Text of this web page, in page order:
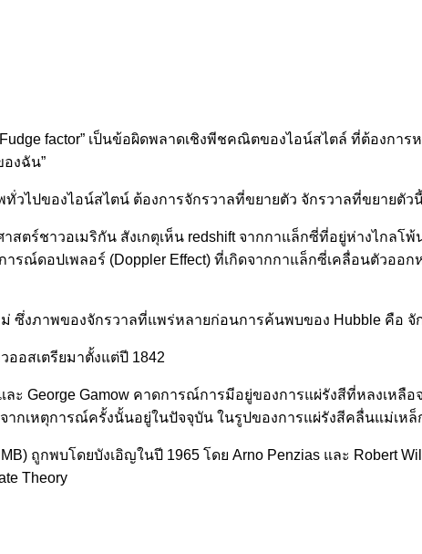
factor” เป็นข้อผิดพลาดเชิงพีชคณิตของไอน์สไตล์ ที่ต้องกา
งฉัน”
ไปของไอน์สไตน์ ต้องการจักรวาลที่ขยายตัว จักรวาลที่ขยายตัว
ตร์ชาวอเมริกัน สังเกตุเห็น redshift จากกาแล็กซี่ที่อยู่ห่างไกลโพ้
รณ์ดอปเพลอร์ (Doppler Effect) ที่เกิดจากกาแล็กซี่เคลื่อนตัวออ
ซึ่งภาพของจักรวาลที่แพร่หลายก่อนการค้นพบของ Hubble คือ จั
อสเตรียมาตั้งแต่ปี 1842
ละ George Gamow คาดการณ์การมีอยู่ของการแผ่รังสีที่หลงเหลื
ากเหตุการณ์ครั้งนั้นอยู่ในปัจจุบัน ในรูปของการแผ่รังสีคลื่นแม่เหล็
ถูกพบโดยบังเอิญในปี 1965 โดย Arno Penzias และ Robert
Theory